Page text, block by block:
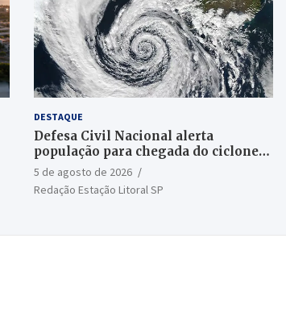
DESTAQUE
Defesa Civil Nacional alerta
população para chegada do ciclone
bomba
5 de agosto de 2026
Redação Estação Litoral SP